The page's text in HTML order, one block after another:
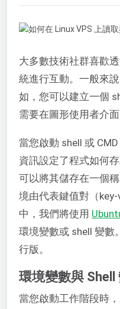
大多數技術社群喜歡
統進行互動。一般來
如，您可以建立一個
需要在圖形使用者介面
當您啟動 shell 或
資訊設定了程式如何
可以將其儲存在一個
境由代表鍵值對（
中，我們將使用
環境變數或 shell 變數
行版。
環境變數與 Shell
當您啟動工作階段時